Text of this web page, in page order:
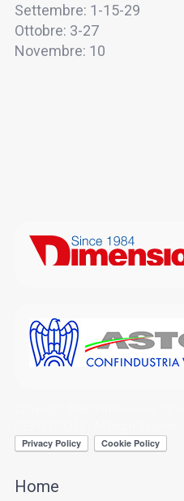
Settembre: 1-15-29
Ottobre: 3-27
Novembre: 10
Home